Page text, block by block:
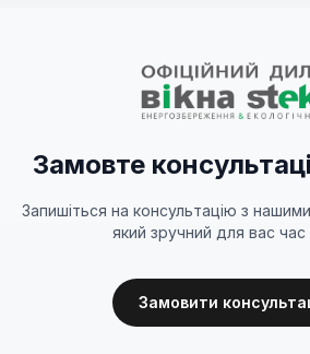
Замовте
Запишіться на консультацію з
який зручний для вас час
Замовити